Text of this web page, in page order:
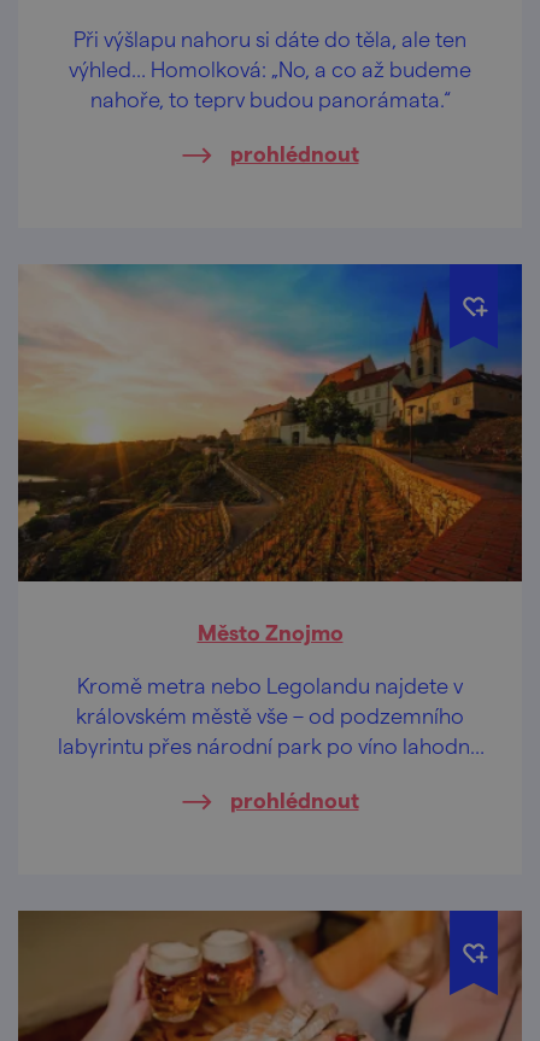
Při výšlapu nahoru si dáte do těla, ale ten
výhled… Homolková: „No, a co až budeme
nahoře, to teprv budou panorámata.“
prohlédnout
Město Znojmo
Kromě metra nebo Legolandu najdete v
královském městě vše – od podzemního
labyrintu přes národní park po víno lahodné
prohlédnout